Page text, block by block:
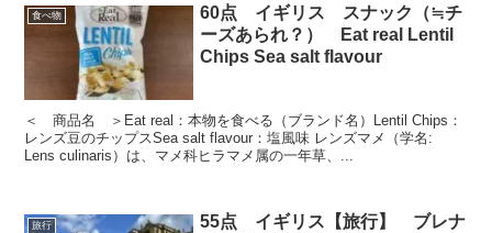
食べ物
60点 イギリス スナック（≒チ
ーズあられ？） Eat real Lentil
Chips Sea salt flavour
＜ 商品名 ＞Eat real：本物を食べる（ブランド名）Lentil Chips：
レンズ豆のチップスSea salt flavour：塩風味 レンズマメ（学名:
Lens culinaris）は、マメ科ヒラマメ属の一年草、...
旅行
55点 イギリス【旅行】 ブレナ